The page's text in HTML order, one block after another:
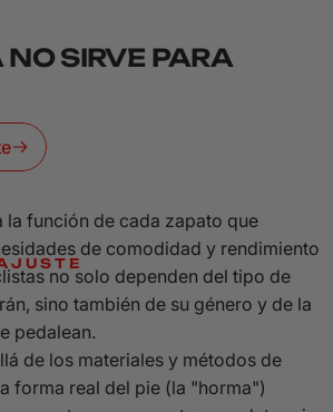
LAKE ES FABRICAR
DECICLISMO
MÁS
Y CON ELMEJOR
NO SIRVE PARA
la función de cada zapato que
de comodidad y rendimiento
no solo dependen del tipo de
sino también de su género y de la
pedalean.
de los materiales y métodos de
forma real del pie (la "horma")